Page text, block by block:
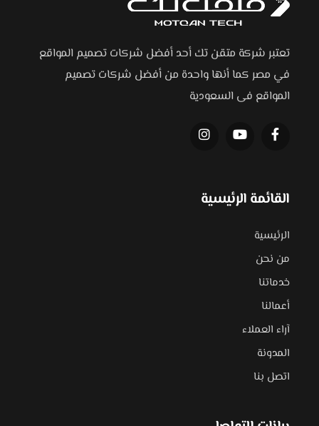
تعتبر شركة متقن تك أحد أفضل شركات تصميم المواقع
في مصر كما أنها واحدة من أفضل شركات تصميم
المواقع فى السعودية
القائمة الرئيسية
الرئيسية
من نحن
خدماتنا
أعمالنا
آراء العملاء
المدونة
اتصل بنا